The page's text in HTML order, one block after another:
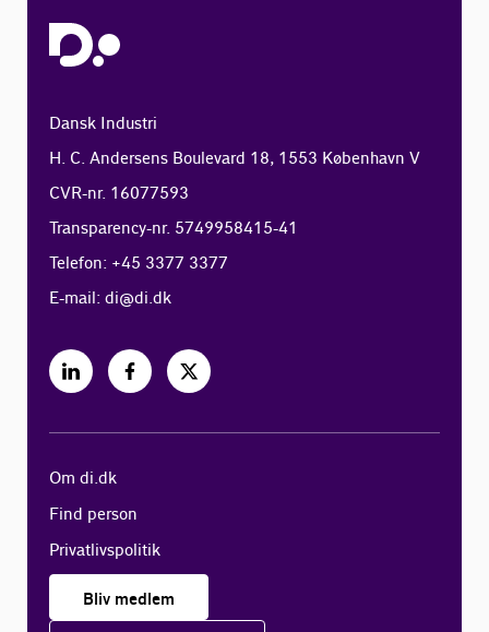
Dansk Industri
H. C. Andersens Boulevard 18, 1553 København V
CVR-nr. 16077593
Transparency-nr. 5749958415-41
Telefon: +45 3377 3377
E-mail:di@di.dk
Om di.dk
Find person
Privatlivspolitik
Bliv medlem